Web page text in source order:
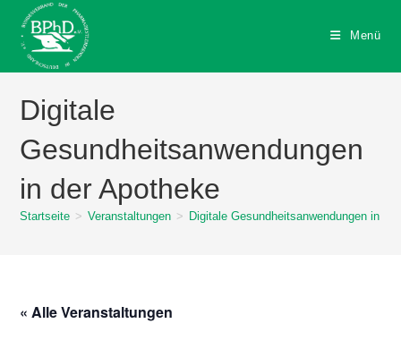
Inhalt
springen
Menü
Digitale
Gesundheitsanwendungen
in der Apotheke
Startseite > Veranstaltungen > Digitale Gesundheitsanwendungen in
« Alle Veranstaltungen